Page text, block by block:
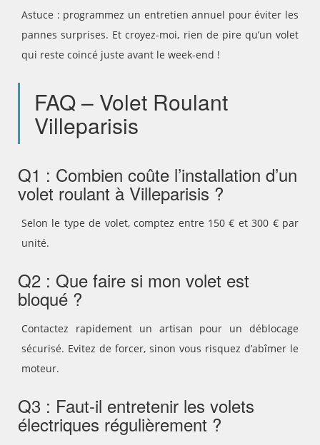
Astuce : programmez un entretien annuel pour éviter les
pannes surprises. Et croyez-moi, rien de pire qu’un volet
qui reste coincé juste avant le week-end !
FAQ – Volet Roulant
Villeparisis
Q1 : Combien coûte l’installation d’un
volet roulant à Villeparisis ?
Selon le type de volet, comptez entre 150 € et 300 € par
unité.
Q2 : Que faire si mon volet est
bloqué ?
Contactez rapidement un artisan pour un déblocage
sécurisé. Evitez de forcer, sinon vous risquez d’abîmer le
moteur.
Q3 : Faut-il entretenir les volets
électriques régulièrement ?